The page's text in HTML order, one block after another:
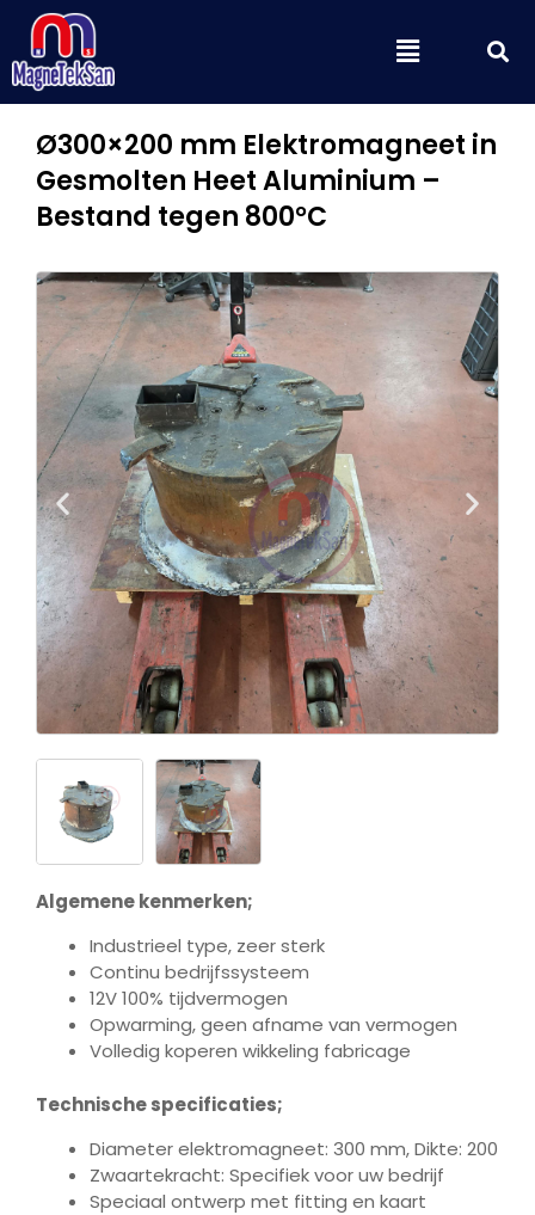
naar
de
inhoud
Menu
Ø300×200 mm Elektromagneet in
Gesmolten Heet Aluminium –
Bestand tegen 800°C
Algemene kenmerken;
Industrieel type, zeer sterk
Continu bedrijfssysteem
12V 100% tijdvermogen
Opwarming, geen afname van vermogen
Volledig koperen wikkeling fabricage
Technische specificaties;
Diameter elektromagneet: 300 mm, Dikte: 200
Zwaartekracht: Specifiek voor uw bedrijf
Speciaal ontwerp met fitting en kaart